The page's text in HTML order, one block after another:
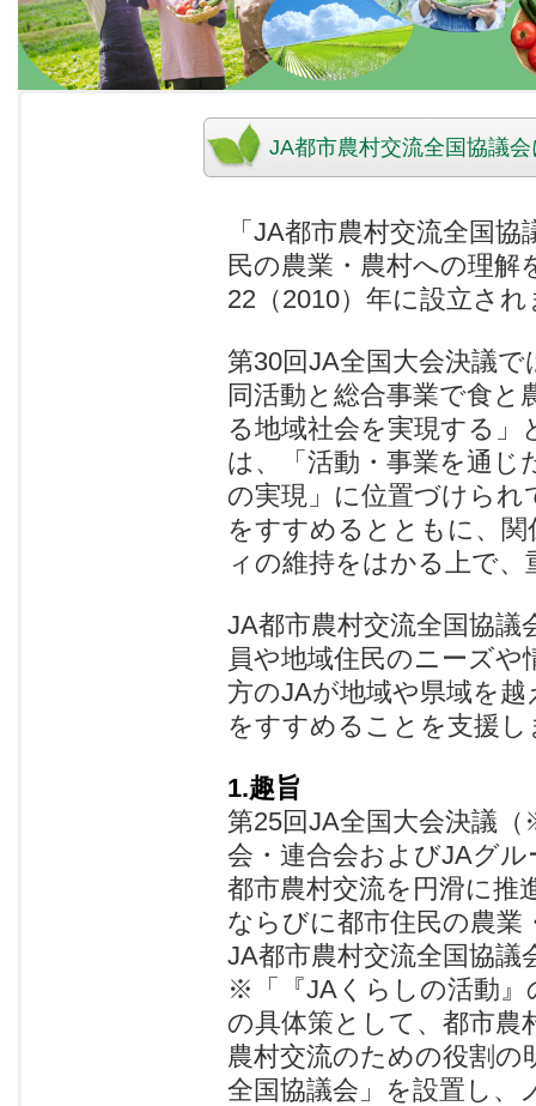
JA都市農村交流全国協議
「JA都市農村交流全国
民の農業・農村への理
22（2010）年に設立さ
第30回JA全国大会決議
同活動と総合事業で食
る地域社会を実現する」
は、「活動・事業を通じ
の実現」に位置づけられ
をすすめるとともに、
ィの維持をはかる上で
JA都市農村交流全国協議
員や地域住民のニーズや
方のJAが地域や県域を
をすすめることを支援し
1.趣旨
第25回JA全国大会決議
会・連合会およびJAグ
都市農村交流を円滑に推
ならびに都市住民の農業
JA都市農村交流全国協議
※「『JAくらしの活動』
の具体策として、都市農
農村交流のための役割の
全国協議会」を設置し、